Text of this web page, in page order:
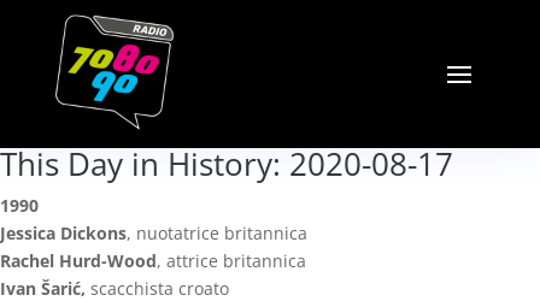
This Day in History: 2020-08-17
1990
Jessica Dickons, nuotatrice britannica
Rachel Hurd-Wood, attrice britannica
Ivan Šarić, scacchista croato